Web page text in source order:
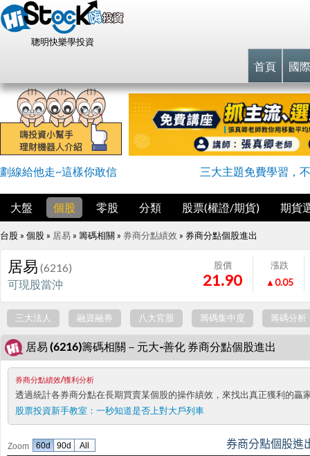
聰明快樂學投資
首頁 國
劃線給他走~這樣你敢信 三大主題免費學習，
大盤 個股 零股 分類 股票(權證/期貨) 期貨
台股 » 個股 » 居易 » 籌碼相關 » 券商分點績效 » 券商分點個股進出
居易 (6216)
可現股當沖
股價
21.90
漲跌
▲0.05
三大法人 融資融券 八大官股 籌碼集中度 籌碼分析
居易 (6216)籌碼相關－元大-善化 券商分點個股進出
券商分點績效/獲利分析
透過統計各券商分點在長期買賣某個股的操作績效，來找出真正獲利的
股票投資新手教室： 一秒知道是否上對大戶列車
Zoom 券商分點個股進
60d 90d All